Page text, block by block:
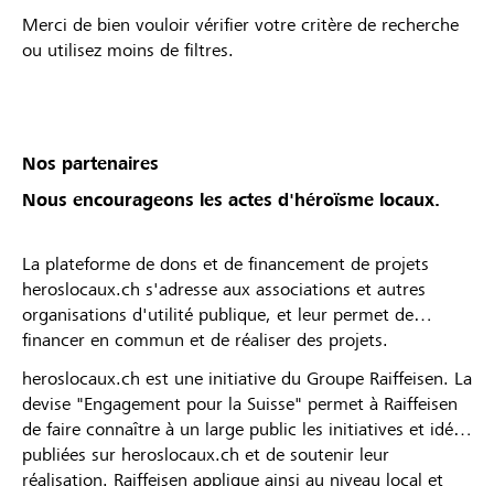
Merci de bien vouloir vérifier votre critère de recherche
ou utilisez moins de filtres.
Nos partenaires
Nous encourageons les actes d'héroïsme locaux.
La plateforme de dons et de financement de projets
heroslocaux.ch s'adresse aux associations et autres
organisations d'utilité publique, et leur permet de
financer en commun et de réaliser des projets.
heroslocaux.ch est une initiative du Groupe Raiffeisen. La
devise "Engagement pour la Suisse" permet à Raiffeisen
de faire connaître à un large public les initiatives et idées
publiées sur heroslocaux.ch et de soutenir leur
réalisation. Raiffeisen applique ainsi au niveau local et